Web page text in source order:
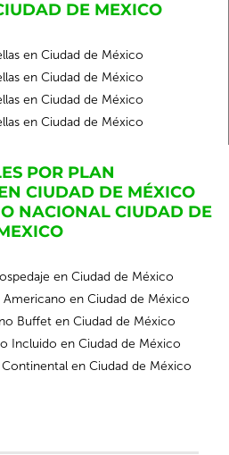
DE MEXICO
en Ciudad de México
en Ciudad de México
en Ciudad de México
en Ciudad de México
POR PLAN
CIUDAD DE MÉXICO
NACIONAL CIUDAD DE
en Ciudad de México
en Ciudad de México
Buffet en Ciudad de México
Incluido en Ciudad de México
en Ciudad de México